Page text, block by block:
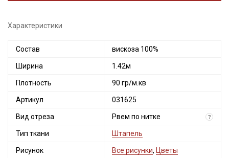
Характеристики
Состав вискоза 100%
Ширина 1.42м
Плотность 90 гр/м.кв
Артикул 031625
Вид отреза Рвем по нитке ?
Тип ткани Штапель
Рисунок Все рисунки, Цветы
Секретная рассылка от Купава
промокоды и скидки до 30% на узкие
категории тканей